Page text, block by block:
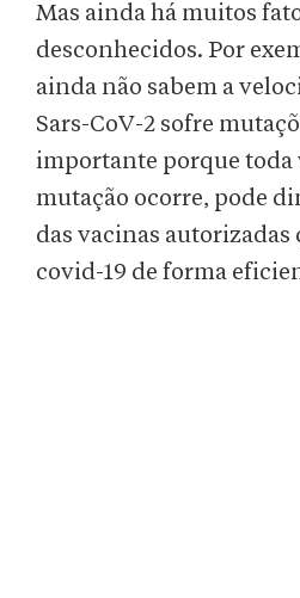
Mas ainda há muitos
desconhecidos. Por
ainda não sabem a
Sars-CoV-2 sofre
importante porque toda
mutação ocorre, pode
das vacinas autorizadas
covid-19 de forma